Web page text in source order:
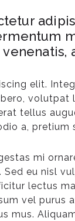
elit.
tellus
a,
mi
eu nisl
lectus
vel purus
mus.